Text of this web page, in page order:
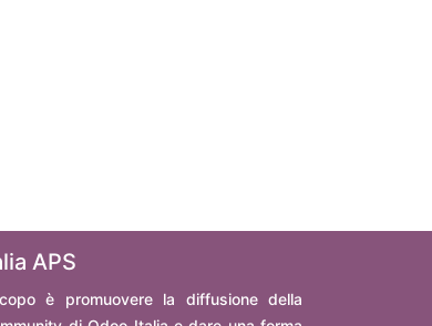
APS
è promuovere la diffusione della